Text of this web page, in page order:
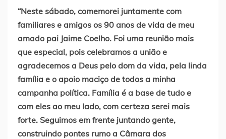
“Neste sábado, comemorei juntamente com
familiares e amigos os 90 anos de vida de meu
amado pai Jaime Coelho. Foi uma reunião mais
que especial, pois celebramos a união e
agradecemos a Deus pelo dom da vida, pela linda
família e o apoio maciço de todos a minha
campanha política. Família é a base de tudo e
com eles ao meu lado, com certeza serei mais
forte. Seguimos em frente juntando gente,
construindo pontes rumo a Câmara dos